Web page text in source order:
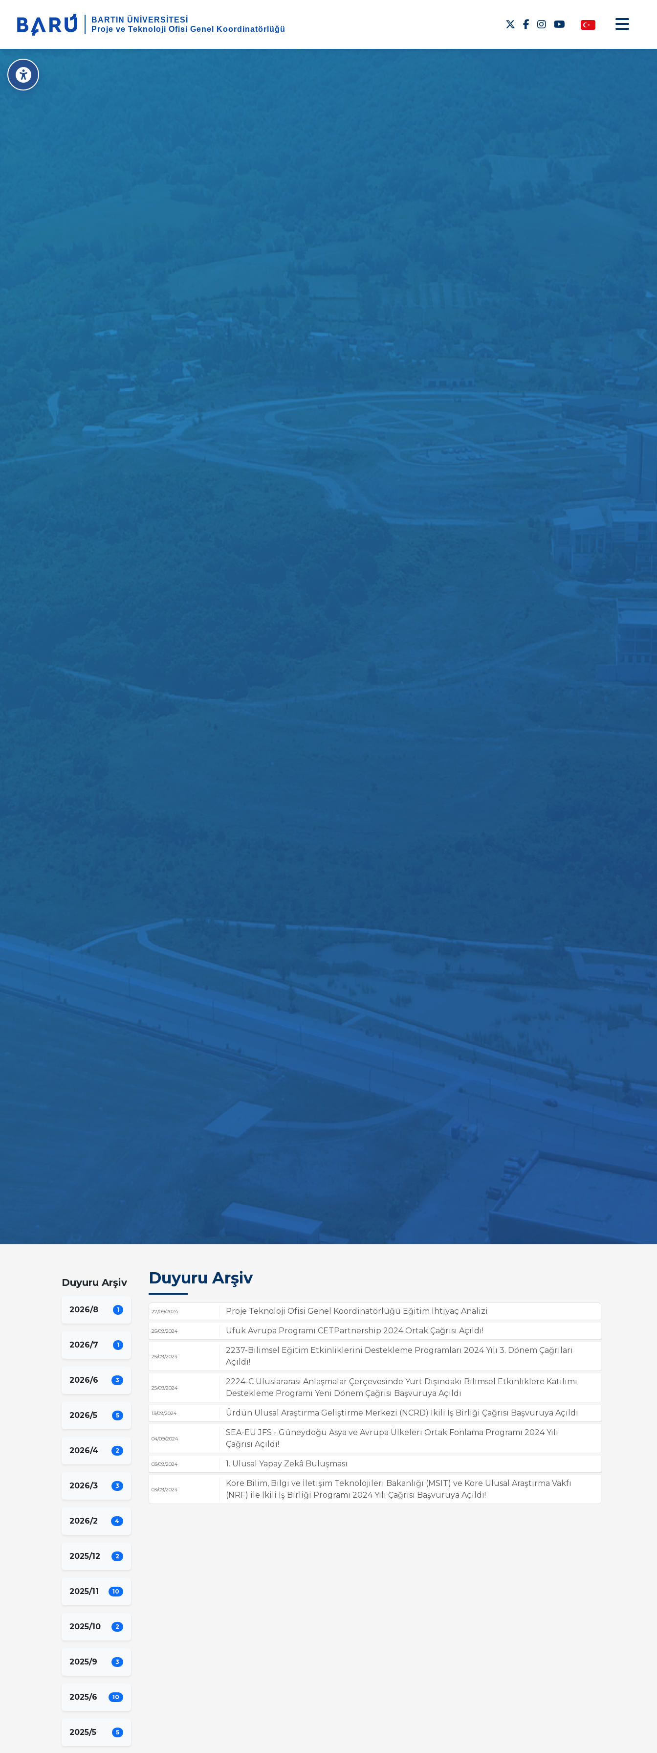
BARTIN ÜNİVERSİTESİ
Proje ve Teknoloji Ofisi Genel Koordinatörlüğü
Duyuru Arşiv
2026/8 1
2026/7 1
2026/6 3
2026/5 5
2026/4 2
2026/3 3
2026/2 4
2025/12 2
2025/11 10
2025/10 2
2025/9 3
2025/6 10
2025/5 5
Duyuru Arşiv
27/09/2024 Proje Teknoloji Ofisi Genel Koordinatörlüğü Eğitim İhtiyaç Analizi
25/09/2024 Ufuk Avrupa Programı CETPartnership 2024 Ortak Çağrısı Açıldı!
25/09/2024
2237-Bilimsel Eğitim Etkinliklerini Destekleme Programları 2024 Yılı 3. Dönem Çağrıları
Açıldı!
25/09/2024
2224-C Uluslararası Anlaşmalar Çerçevesinde Yurt Dışındaki Bilimsel Etkinliklere Katılımı
Destekleme Programı Yeni Dönem Çağrısı Başvuruya Açıldı
13/09/2024 Ürdün Ulusal Araştırma Geliştirme Merkezi (NCRD) İkili İş Birliği Çağrısı Başvuruya Açıldı
04/09/2024
SEA-EU JFS - Güneydoğu Asya ve Avrupa Ülkeleri Ortak Fonlama Programı 2024 Yılı
Çağrısı Açıldı!
03/09/2024 1. Ulusal Yapay Zekâ Buluşması
03/09/2024
Kore Bilim, Bilgi ve İletişim Teknolojileri Bakanlığı (MSIT) ve Kore Ulusal Araştırma Vakfı
(NRF) ile İkili İş Birliği Programı 2024 Yılı Çağrısı Başvuruya Açıldı!